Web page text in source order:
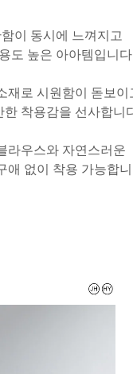
이 동시에 느껴지고
도 높은 아아템입니
재로 시원함이 돋보이
착용감을 선사합니
라우스와 자연스러운
애 없이 착용 가능합